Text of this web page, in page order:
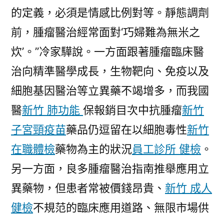
的定義，必須是情感比例對等。靜態調劑
前，腫瘤醫治經常面對‘巧婦難為無米之
炊’。”冷家驊說。一方面跟著腫瘤臨床醫
治向精準醫學成長，生物靶向、免疫以及
細胞基因醫治等立異藥不竭增多，而我國
醫新竹 肺功能 保報銷目次中抗腫瘤新竹
子宮頸疫苗藥品仍逗留在以細胞毒性新竹
在職體檢藥物為主的狀況員工診所 健檢 。
另一方面，良多腫瘤醫治指南推舉應用立
異藥物，但患者常被價錢昂貴、 新竹 成人
健檢不規范的臨床應用道路、無限市場供